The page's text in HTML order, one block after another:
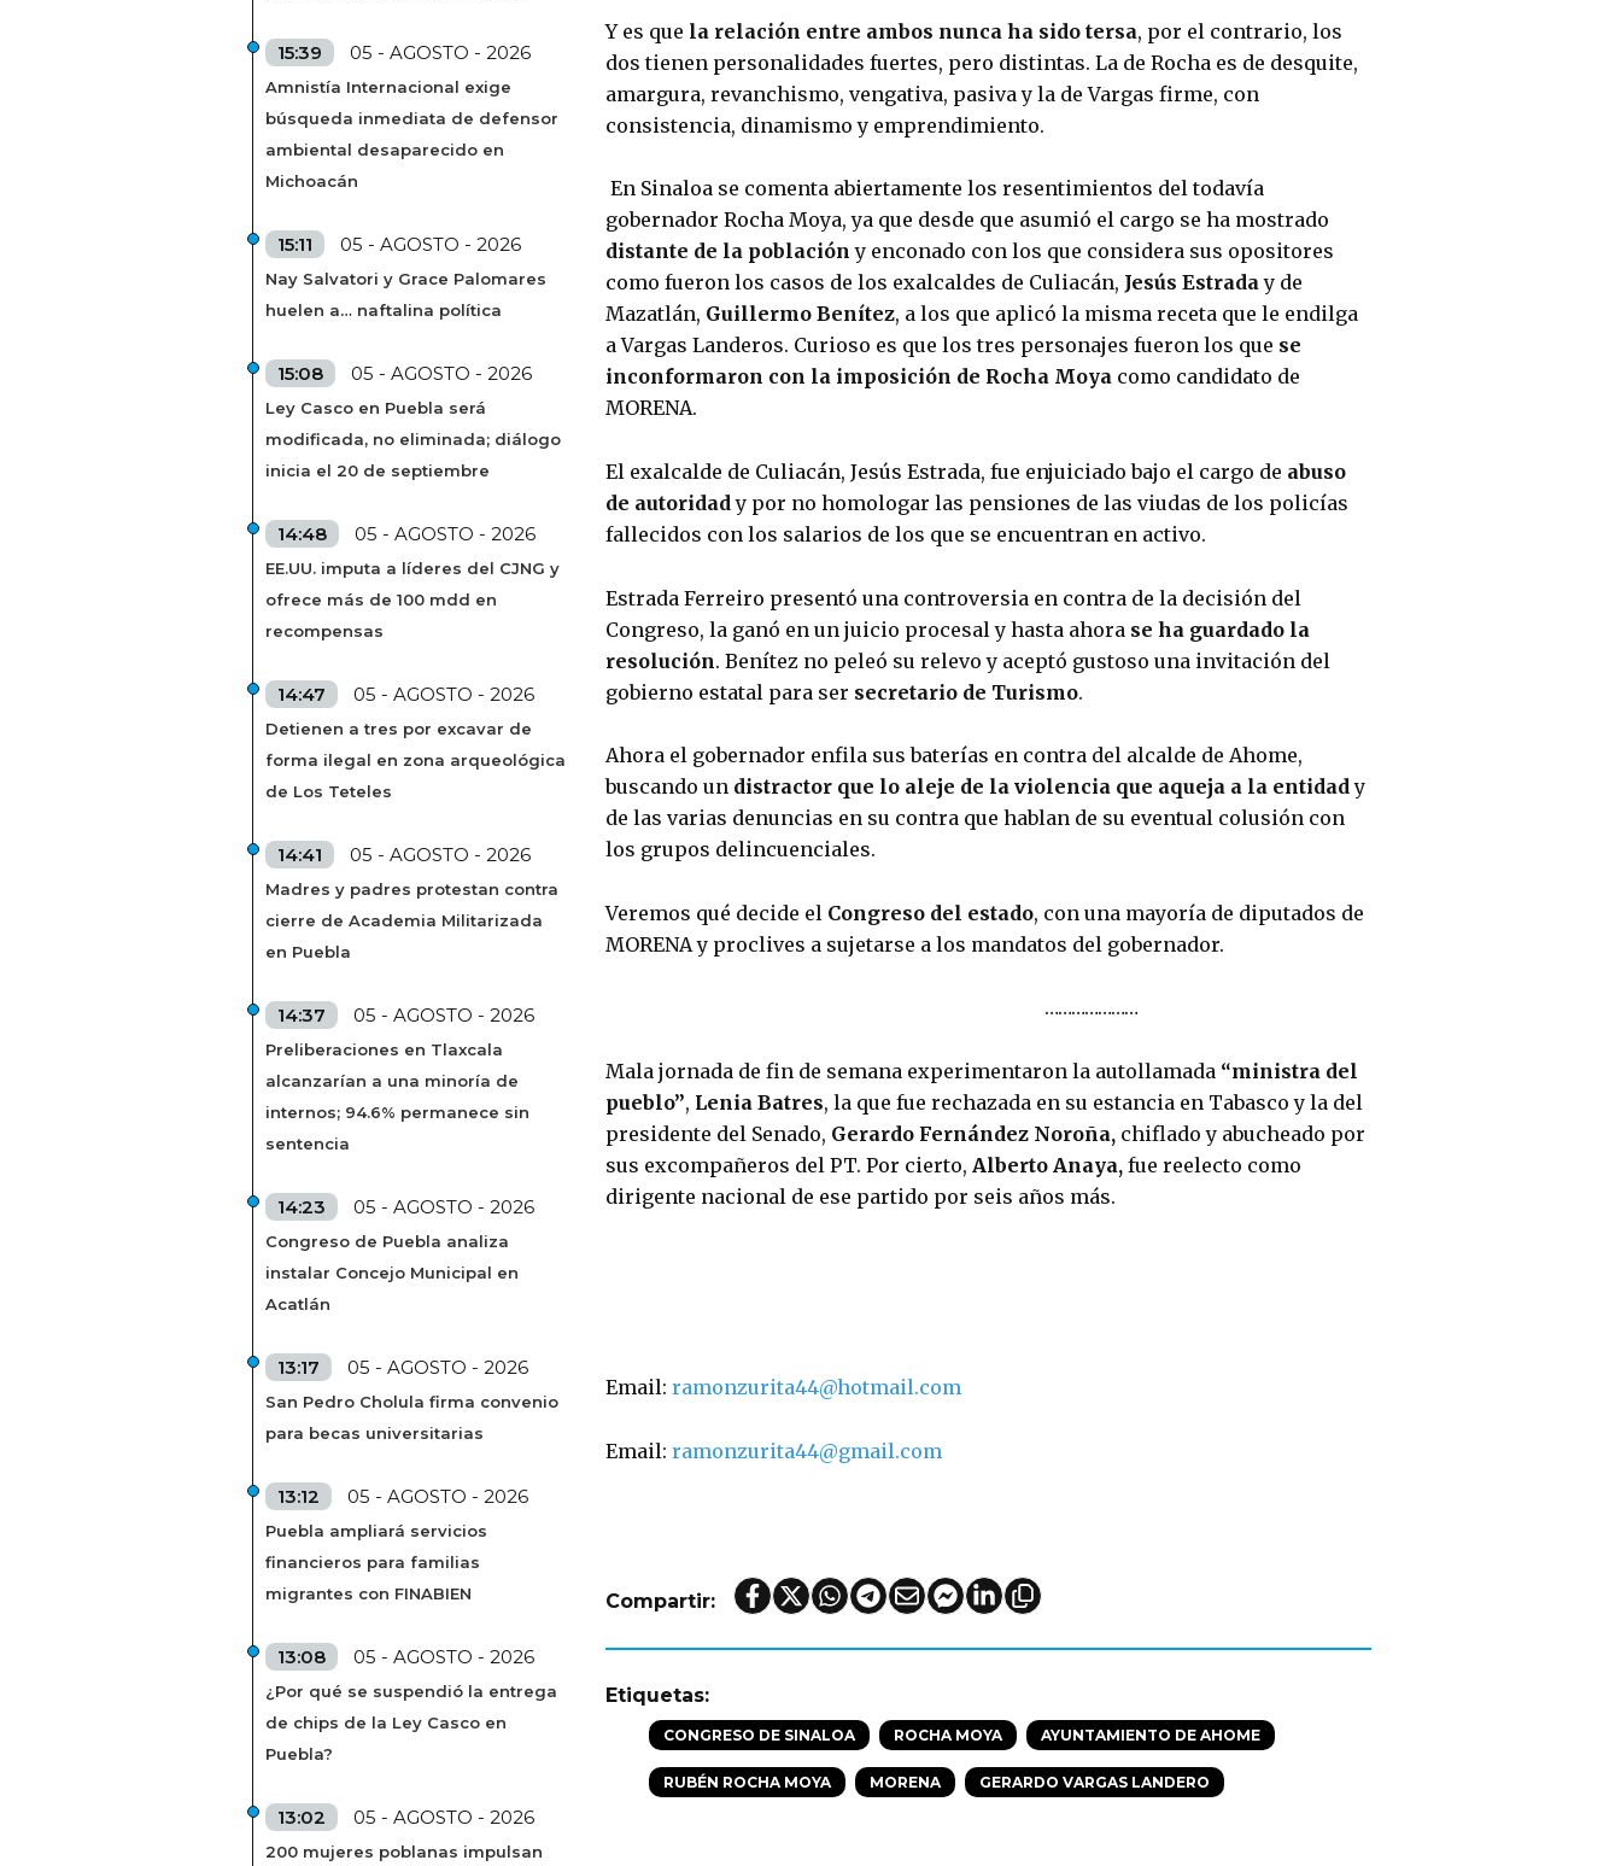
15:39 05 - AGOSTO - 2026
Amnistía Internacional exige
búsqueda inmediata de defensor
ambiental desaparecido en
Michoacán
15:11 05 - AGOSTO - 2026
Nay Salvatori y Grace Palomares
huelen a… naftalina política
15:08 05 - AGOSTO - 2026
Ley Casco en Puebla será
modificada, no eliminada; diálogo
inicia el 20 de septiembre
14:48 05 - AGOSTO - 2026
EE.UU. imputa a líderes del CJNG y
ofrece más de 100 mdd en
recompensas
14:47 05 - AGOSTO - 2026
Detienen a tres por excavar de
forma ilegal en zona arqueológica
de Los Teteles
14:41 05 - AGOSTO - 2026
Madres y padres protestan contra
cierre de Academia Militarizada
en Puebla
14:37 05 - AGOSTO - 2026
Preliberaciones en Tlaxcala
alcanzarían a una minoría de
internos; 94.6% permanece sin
sentencia
14:23 05 - AGOSTO - 2026
Congreso de Puebla analiza
instalar Concejo Municipal en
Acatlán
13:17 05 - AGOSTO - 2026
San Pedro Cholula firma convenio
para becas universitarias
13:12 05 - AGOSTO - 2026
Puebla ampliará servicios
financieros para familias
migrantes con FINABIEN
13:08 05 - AGOSTO - 2026
¿Por qué se suspendió la entrega
de chips de la Ley Casco en
Puebla?
13:02 05 - AGOSTO - 2026
200 mujeres poblanas impulsan
Y es que la relación entre ambos nunca ha sido tersa, por el contrario, los
dos tienen personalidades fuertes, pero distintas. La de Rocha es de desquite,
amargura, revanchismo, vengativa, pasiva y la de Vargas firme, con
consistencia, dinamismo y emprendimiento.
En Sinaloa se comenta abiertamente los resentimientos del todavía
distante de la población y enconado con los que considera sus opositores
como fueron los casos de los exalcaldes de Culiacán, Jesús Estrada y de
Mazatlán, Guillermo Benítez, a los que aplicó la misma receta que le endilga
a Vargas Landeros. Curioso es que los tres personajes fueron los que se
inconformaron con la imposición de Rocha Moya como candidato de
MORENA.
El exalcalde de Culiacán, Jesús Estrada, fue enjuiciado bajo el cargo de abuso
de autoridad y por no homologar las pensiones de las viudas de los policías
fallecidos con los salarios de los que se encuentran en activo.
Estrada Ferreiro presentó una controversia en contra de la decisión del
Congreso, la ganó en un juicio procesal y hasta ahora se ha guardado la
resolución. Benítez no peleó su relevo y aceptó gustoso una invitación del
gobierno estatal para ser secretario de Turismo.
Ahora el gobernador enfila sus baterías en contra del alcalde de Ahome,
buscando un distractor que lo aleje de la violencia que aqueja a la entidad y
de las varias denuncias en su contra que hablan de su eventual colusión con
los grupos delincuenciales.
Veremos qué decide el Congreso del estado, con una mayoría de diputados de
MORENA y proclives a sujetarse a los mandatos del gobernador.
…………………
Mala jornada de fin de semana experimentaron la autollamada “ministra del
pueblo”, Lenia Batres, la que fue rechazada en su estancia en Tabasco y la del
presidente del Senado, Gerardo Fernández Noroña, chiflado y abucheado por
sus excompañeros del PT. Por cierto, Alberto Anaya, fue reelecto como
dirigente nacional de ese partido por seis años más.
Email: ramonzurita44@hotmail.com
Email: ramonzurita44@gmail.com
Compartir:
Etiquetas:
CONGRESO DE SINALOA ROCHA MOYA AYUNTAMIENTO DE AHOME
RUBÉN ROCHA MOYA MORENA GERARDO VARGAS LANDERO